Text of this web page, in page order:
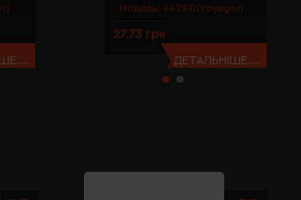
Модель: V6280(Voyager)
27.73 грн
ДЕТАЛЬНІШЕ...